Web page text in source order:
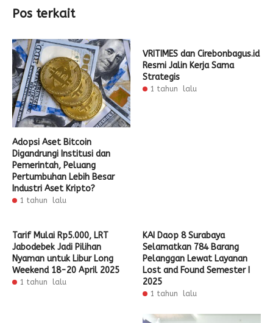
Pos terkait
Adopsi Aset Bitcoin
Digandrungi Institusi dan
Pemerintah, Peluang
Pertumbuhan Lebih Besar
Industri Aset Kripto?
1 tahun lalu
VRITIMES dan Cirebonbagus.id
Resmi Jalin Kerja Sama
Strategis
1 tahun lalu
Tarif Mulai Rp5.000, LRT
Jabodebek Jadi Pilihan
Nyaman untuk Libur Long
Weekend 18-20 April 2025
1 tahun lalu
KAI Daop 8 Surabaya
Selamatkan 784 Barang
Pelanggan Lewat Layanan
Lost and Found Semester I
2025
1 tahun lalu